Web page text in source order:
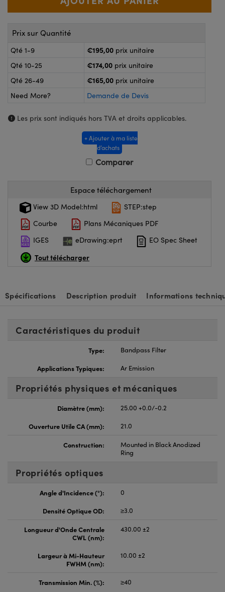
de Poche ou à Mesure Directe
: Microscopie
pour Caméras
: Caméras
Optiques Lightpath
Prix sur Quantité
Qté 1-9 €195,00 prix unitaire
Qté 10-25
€174,00 prix unitaire
Qté 26-49
€165,00 prix unitaire
Need More?
Demande de Devis
Les prix sont indiqués hors TVA et droits applicables.
+ Ajouter à ma liste
d’achats
Comparer
Espace téléchargement
View 3D Model:html
STEP:step
Courbe
Plans Mécaniques PDF
IGES
eDrawing:eprt EO Spec Sheet
Tout télécharger
Spécifications Description produit Informations
Caractéristiques du produit
Type:
Bandpass Filter
Applications Typiques:
Ar Emission
Propriétés physiques et mécaniques
Diamètre (mm):
25.00 +0.0/-0.2
Ouverture Utile CA (mm):
21.0
Construction:
Mounted in Black Anodized
Ring
Propriétés optiques
Angle d'Incidence (°):
0
Densité Optique OD:
≥3.0
Longueur d'Onde Centrale
CWL (nm):
430.00 ±2
Largeur à Mi-Hauteur
FWHM (nm):
10.00 ±2
Transmission Min. (%):
≥40